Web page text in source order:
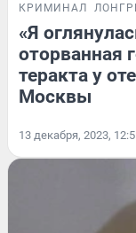
КРИМИНАЛ
«Я
оторванная
теракта у
Москвы
13 декабря, 2023,